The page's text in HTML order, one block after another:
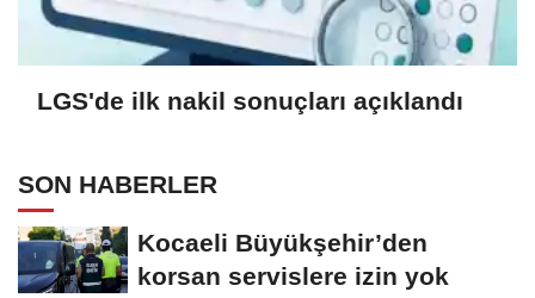
LGS'de ilk nakil sonuçları açıklandı
SON HABERLER
Kocaeli Büyükşehir’den
korsan servislere izin yok